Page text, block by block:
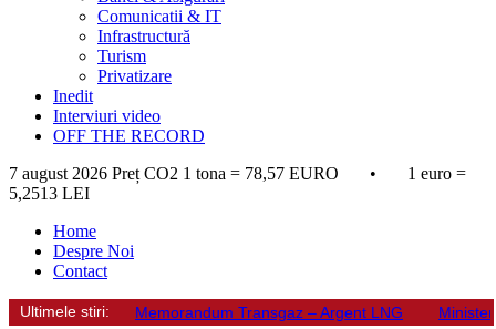
Comunicatii & IT
Infrastructură
Turism
Privatizare
Inedit
Interviuri video
OFF THE RECORD
7 august 2026 Preț CO2 1 tona = 78,57 EURO • 1 euro =
5,2513 LEI
Home
Despre Noi
Contact
Ultimele stiri: Memorandum Transgaz – Argent LNG